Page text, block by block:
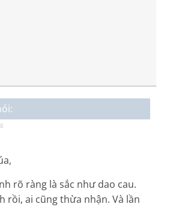
rõ ràng là sắc như dao cau.
rồi, ai cũng thừa nhận. Và lần